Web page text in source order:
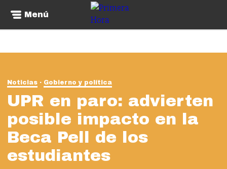
Menú
Noticias Gobierno y política
UPR en paro: advierten
posible impacto en la
Beca Pell de los
estudiantes